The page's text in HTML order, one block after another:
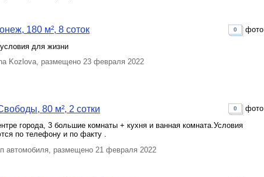
180 м², 8 соток
для жизни
0 фото
Kozlova, размещено 23 февраля 2022
80 м², 2 сотки
города, 3 большие комнаты + кухня и ванная комната.Условия
по телефону и по факту .
0 фото
автомобиля, размещено 21 февраля 2022